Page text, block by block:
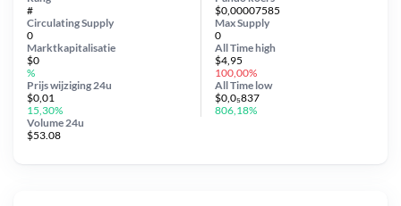
$0,00007585
Circulating Supply
0
Prijs wijziging24u
$0,01
15,30%
Max Supply
0
Marktkapitalisatie
$0
%
Volume 24u
$53.08
#
All Timehigh
$4,95
100,00%
All Time low
$0,0₅837
806,18%